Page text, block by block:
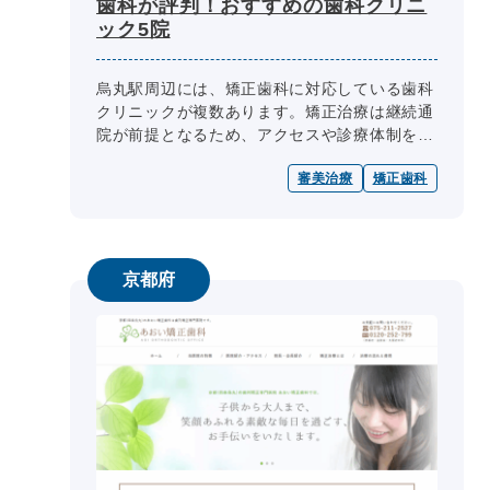
歯科が評判！おすすめの歯科クリニ
ック5院
烏丸駅周辺には、矯正歯科に対応している歯科
クリニックが複数あります。矯正治療は継続通
院が前提となるため、アクセスや診療体制を確
正・舌側矯正・マウスピース型矯正...
審美治療 矯正歯科
京都府